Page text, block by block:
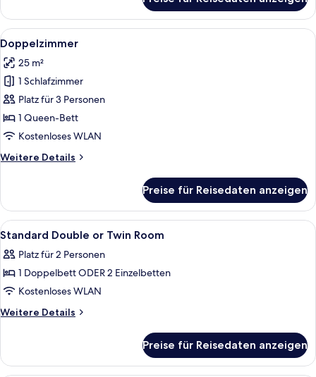
Alle
Fotos
für
Doppelzimmer
anzeigen
Ein Hotelzimmer mit Bett, einem
9
Doppelzimmer
25 m²
1 Schlafzimmer
Platz für 3 Personen
1 Queen-Bett
Kostenloses WLAN
Weitere Details
Weitere
Preise für Reisedaten anzeigen
Alle
Fotos
für
Standard
Double
or
anzeigen
Zimmersafe, kostenloses WLAN,
2
Standard Double or Twin Room
Platz für 2 Personen
1 Doppelbett ODER 2 Einzelbetten
Kostenloses WLAN
Weitere Details
Weitere
Double
Preise für Reisedaten anzeigen